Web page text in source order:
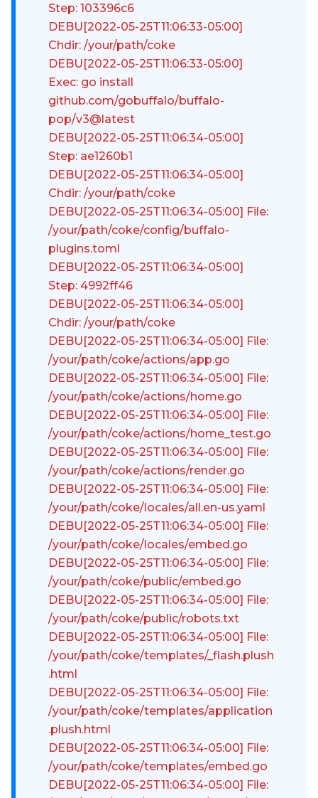
Step: 103396c6
DEBU[2022-05-25T11:06:33-05:00]
Chdir: /your/path/coke
DEBU[2022-05-25T11:06:33-05:00]
Exec: go install
github.com/gobuffalo/buffalo-
pop/v3@latest
DEBU[2022-05-25T11:06:34-05:00]
Step: ae1260b1
DEBU[2022-05-25T11:06:34-05:00]
Chdir: /your/path/coke
DEBU[2022-05-25T11:06:34-05:00] File:
/your/path/coke/config/buffalo-
plugins.toml
DEBU[2022-05-25T11:06:34-05:00]
Step: 4992ff46
DEBU[2022-05-25T11:06:34-05:00]
Chdir: /your/path/coke
DEBU[2022-05-25T11:06:34-05:00] File:
/your/path/coke/actions/app.go
DEBU[2022-05-25T11:06:34-05:00] File:
/your/path/coke/actions/home.go
DEBU[2022-05-25T11:06:34-05:00] File:
/your/path/coke/actions/home_test.go
DEBU[2022-05-25T11:06:34-05:00] File:
/your/path/coke/actions/render.go
DEBU[2022-05-25T11:06:34-05:00] File:
/your/path/coke/locales/all.en-us.yaml
DEBU[2022-05-25T11:06:34-05:00] File:
/your/path/coke/locales/embed.go
DEBU[2022-05-25T11:06:34-05:00] File:
/your/path/coke/public/embed.go
DEBU[2022-05-25T11:06:34-05:00] File:
/your/path/coke/public/robots.txt
DEBU[2022-05-25T11:06:34-05:00] File:
/your/path/coke/templates/_flash.plush
.html
DEBU[2022-05-25T11:06:34-05:00] File:
/your/path/coke/templates/application
.plush.html
DEBU[2022-05-25T11:06:34-05:00] File:
/your/path/coke/templates/embed.go
DEBU[2022-05-25T11:06:34-05:00] File: